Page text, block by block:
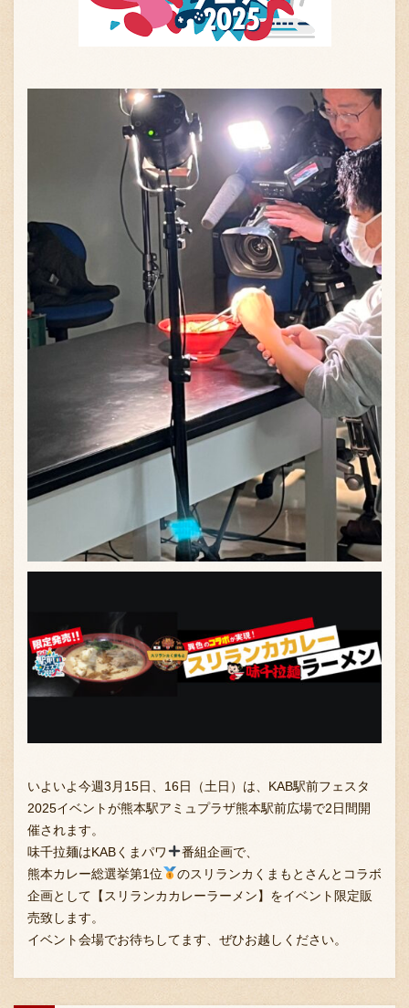
いよいよ今週3月15日、16日（土日）は、KAB駅前フェスタ
2025イベントが熊本駅アミュプラザ熊本駅前広場で2日間開
催されます。
味千拉麺はKABくまパワ
番組企画で、
熊本カレー総選挙第1位
のスリランカくまもとさんとコラボ
企画として【スリランカカレーラーメン】をイベント限定販
売致します。
イベント会場でお待ちしてます、ぜひお越しください。